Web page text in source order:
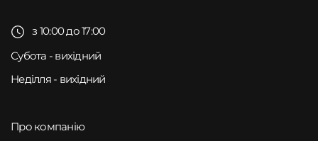
з 10:00 до 17:00
Субота - вихідний
Неділля - вихідний
Про компанію